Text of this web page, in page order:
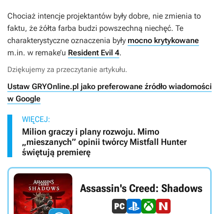
Chociaż intencje projektantów były dobre, nie zmienia to
faktu, że żółta farba budzi powszechną niechęć. Te
charakterystyczne oznaczenia były mocno krytykowane
m.in. w remake’u Resident Evil 4.
Dziękujemy za przeczytanie artykułu.
Ustaw GRYOnline.pl jako preferowane źródło wiadomości
w Google
WIĘCEJ:
Milion graczy i plany rozwoju. Mimo
„mieszanych” opinii twórcy Mistfall Hunter
świętują premierę
Assassin's Creed: Shadows